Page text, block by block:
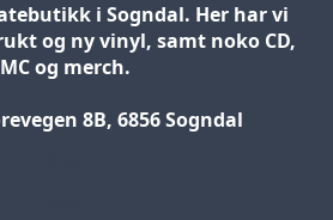
i Sogndal. Her har vi
og ny vinyl, samt noko CD,
MC og merch.
8B, 6856 Sogndal